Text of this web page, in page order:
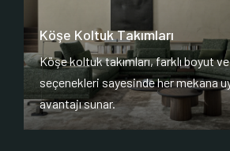
Köşe Koltuk Takımları
Köşe koltuk takımları, farklı boyut
seçenekleri sayesinde her mekana
avantajı sunar.